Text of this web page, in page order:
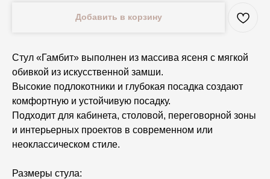
Добавить в корзину
Стул «Гамбит» выполнен из массива ясеня с мягкой
обивкой из искусственной замши.
Высокие подлокотники и глубокая посадка создают
комфортную и устойчивую посадку.
Подходит для кабинета, столовой, переговорной зоны
и интерьерных проектов в современном или
неоклассическом стиле.
Размеры стула: